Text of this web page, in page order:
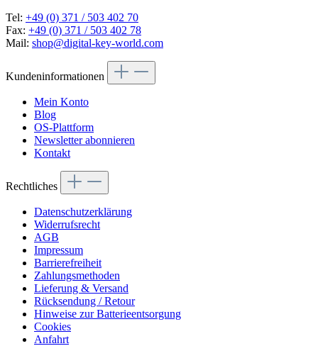
Tel: +49 (0) 371 / 503 402 70
Fax: +49 (0) 371 / 503 402 78
Mail: shop@digital-key-world.com
Kundeninformationen
Mein Konto
Blog
OS-Plattform
Newsletter abonnieren
Kontakt
Rechtliches
Datenschutzerklärung
Widerrufsrecht
AGB
Impressum
Barrierefreiheit
Zahlungsmethoden
Lieferung & Versand
Rücksendung / Retour
Hinweise zur Batterieentsorgung
Cookies
Anfahrt